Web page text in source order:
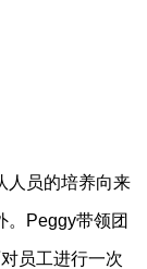
人员的培养向来
。Peggy带领团
员工进行一次